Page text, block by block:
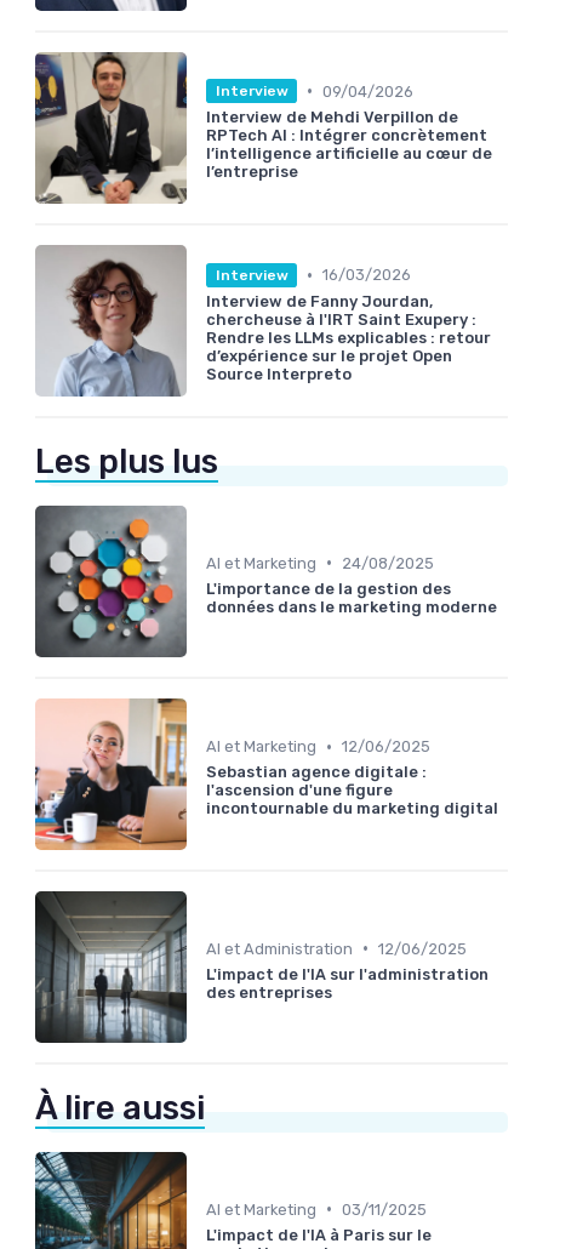
Interview • 09/04/2026
Interview de Mehdi Verpillon de
RPTech AI : Intégrer concrètement
l’intelligence artificielle au cœur de
l’entreprise
Interview • 16/03/2026
Interview de Fanny Jourdan,
chercheuse à l'IRT Saint Exupery :
Rendre les LLMs explicables : retour
d’expérience sur le projet Open
Source Interpreto
Les plus lus
AI et Marketing •
24/08/2025
L'importance de la gestion des
données dans le marketing moderne
AI et Marketing • 12/06/2025
Sebastian agence digitale :
l'ascension d'une figure
incontournable du marketing digital
AI et Administration • 12/06/2025
L'impact de l'IA sur l'administration
des entreprises
À lire aussi
AI et Marketing • 03/11/2025
L'impact de l'IA à Paris sur le